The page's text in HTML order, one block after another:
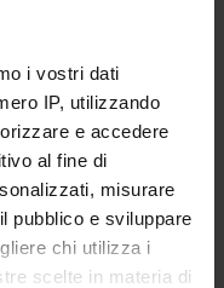
i vostri dati
IP, utilizzando
e accedere
al fine di
misurare
pubblico e sviluppare
chi utilizza i
scelte in materia di